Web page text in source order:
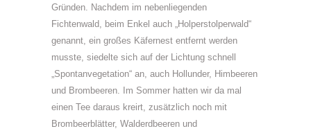
Gründen. Nachdem im nebenliegenden
Fichtenwald, beim Enkel auch „Holperstolperwald“
genannt, ein großes Käfernest entfernt werden
musste, siedelte sich auf der Lichtung schnell
„Spontanvegetation“ an, auch Hollunder, Himbeeren
und Brombeeren. Im Sommer hatten wir da mal
einen Tee daraus kreirt, zusätzlich noch mit
Brombeerblätter, Walderdbeeren und